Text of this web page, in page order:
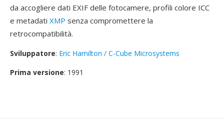
da accogliere dati EXIF delle fotocamere, profili colore ICC
e metadati XMP senza compromettere la
retrocompatibilità.
Sviluppatore: Eric Hamilton / C-Cube Microsystems
Prima versione: 1991